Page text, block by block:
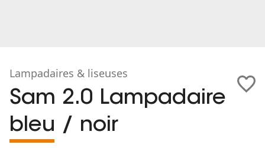
Lampadaires & liseuses
Sam 2.0 Lampadaire
bleu / noir